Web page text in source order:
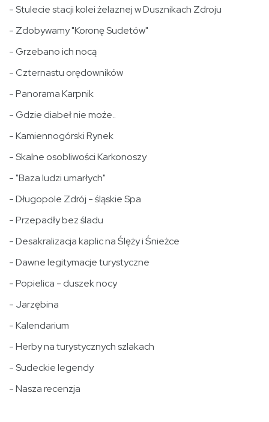
- Stulecie stacji kolei żelaznej w Dusznikach Zdroju
- Zdobywamy "Koronę Sudetów"
- Grzebano ich nocą
- Czternastu orędowników
- Panorama Karpnik
- Gdzie diabeł nie może..
- Kamiennogórski Rynek
- Skalne osobliwości Karkonoszy
- "Baza ludzi umarłych"
- Długopole Zdrój - śląskie Spa
- Przepadły bez śladu
- Desakralizacja kaplic na Ślęży i Śnieżce
- Dawne legitymacje turystyczne
- Popielica - duszek nocy
- Jarzębina
- Kalendarium
- Herby na turystycznych szlakach
- Sudeckie legendy
- Nasza recenzja